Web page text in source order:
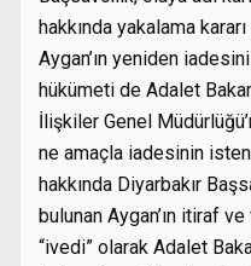
hakkında yakalama
Aygan’ın yeniden
hükümeti de Adalet
İlişkiler Genel
ne amaçla iadesinin
hakkında Diyarbakır
bulunan Aygan’ın itiraf
“ivedi” olarak Adalet